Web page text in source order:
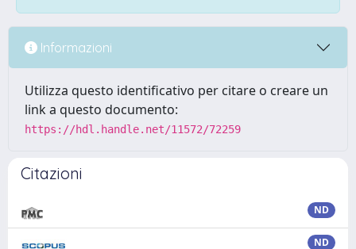
Informazioni
Utilizza questo identificativo per citare o creare un
link a questo documento:
https://hdl.handle.net/11572/72259
Citazioni
ND
ND